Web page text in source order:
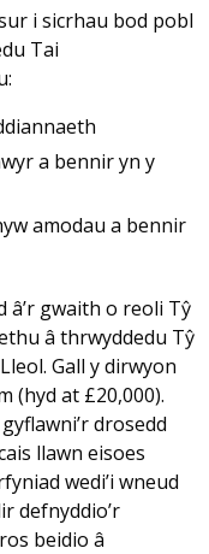
i sicrhau bod pobl
Tai
a bennir yn y
amodau a bennir
â’r gwaith o reoli Tŷ
â thrwyddedu Tŷ
Gall y dirwyon
(hyd at £20,000).
drosedd
llawn eisoes
wedi’i wneud
defnyddio’r
beidio â